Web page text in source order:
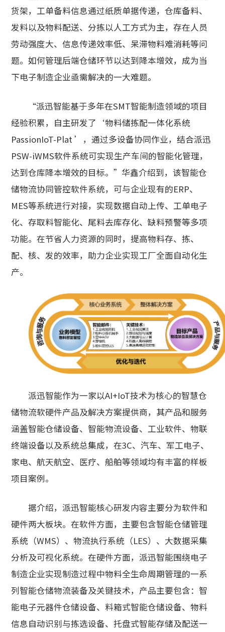
货架，工单备料信息通过纸质单据传递，仓库备料、
发料以及物料配送、分拣以人工方式为主，存在人员
劳动强度大、信息传递效率低、呆滞物料难消耗等问
题。如何管理后端仓储环节以达到降本增效，成为当
下电子制造企业亟需解决的一大难题。
“派迅智能基于多年在SMT智能制造领域的项目
经验积累，自主研发了‘物料储拣配一体化系统
PassionIoT-Plat ’，通过多设备协同作业，结合派迅
PSW-iWMS软件系统可实现生产车间的智能化管理，
达到仓库降本增效的目标。”华鑫介绍到，该智能仓
储物流协同管控软件系统，可与企业现有的ERP、
MES等系统进行对接，实现数据自动上传、工单电子
化、存取料智能化、尾料去库存化、缺料预警等多项
功能。在节省人力资源的同时，提高物料存、拣、
配、核、发的效率，助力企业实现工厂全面自动化生
产。
派迅智能作为一家以AI+IoT技术为核心的智慧仓
储物流软硬件产品及解决方案提供商，其产品和服务
涵盖智能仓储设备、智能物流设备、工业软件、物联
终端设备以及系统总集成，在3C、汽车、军工电子、
家电、航天航空、医疗、船舶等领域均有丰富的样板
项目案例。
据介绍，派迅智能核心研发内容主要分为软件和
硬件两大板块。在软件方面，主要包含智能仓储管理
系统（WMS）、物流执行系统（LES）、大数据采集
分析及可视化系统。在硬件方面，派迅智能围绕电子
制造企业实现制造过程中物料全生命周期管理的一系
列智能仓储物流装备及关键技术，产品主要包含：智
能电子元器件仓储设备、料箱式智能仓储设备、物料
信息自动识别与拣选设备、托盘式智能存储及配送一